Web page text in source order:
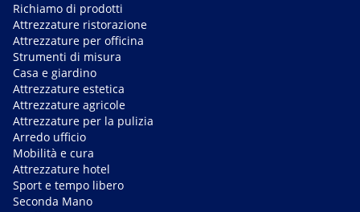
Richiamo di prodotti
Attrezzature ristorazione
Attrezzature per officina
Strumenti di misura
Casa e giardino
Attrezzature estetica
Attrezzature agricole
Attrezzature per la pulizia
Arredo ufficio
Mobilità e cura
Attrezzature hotel
Sport e tempo libero
Seconda Mano